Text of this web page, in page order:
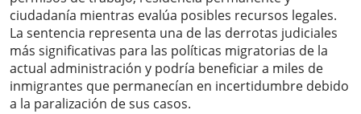
ciudadanía mientras evalúa posibles recursos legales.
La sentencia representa una de las derrotas judiciales
más significativas para las políticas migratorias de la
actual administración y podría beneficiar a miles de
inmigrantes que permanecían en incertidumbre debido
a la paralización de sus casos.